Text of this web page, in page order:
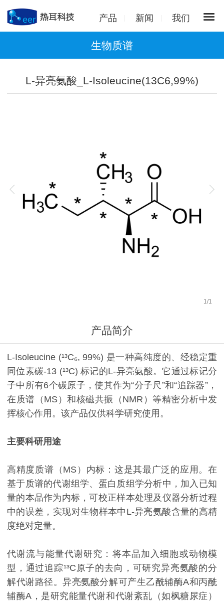
产品 新闻 我们
生物质谱
L-异亮氨酸_L-Isoleucine(13C6,99%)
1 /1
产品简介
L-Isoleucine (¹³C₆, 99%) 是一种高纯度的、经稳定重
同位素碳-13 (¹³C) 标记的L-异亮氨酸。它通过标记分
子中所有6个碳原子，使其作为“分子尺”和“追踪器”，
在质谱（MS）和核磁共振（NMR）等精密分析中发
挥核心作用。该产品仅供科学研究使用。
主要科研用途
高精度质谱（MS）内标：这是其最广泛的应用。在
基于质谱的代谢组学、蛋白质组学分析中，加入已知
量的本品作为内标，可校正样本处理及仪器分析过程
中的误差，实现对生物样本中L-异亮氨酸含量的高精
度绝对定量。
代谢流与能量代谢研究：将本品加入细胞或动物模
型，通过追踪¹³C原子的去向，可研究异亮氨酸的分
解代谢路径。异亮氨酸分解可产生乙酰辅酶A和丙酰
辅酶A，是研究能量代谢和代谢紊乱（如枫糖尿症）